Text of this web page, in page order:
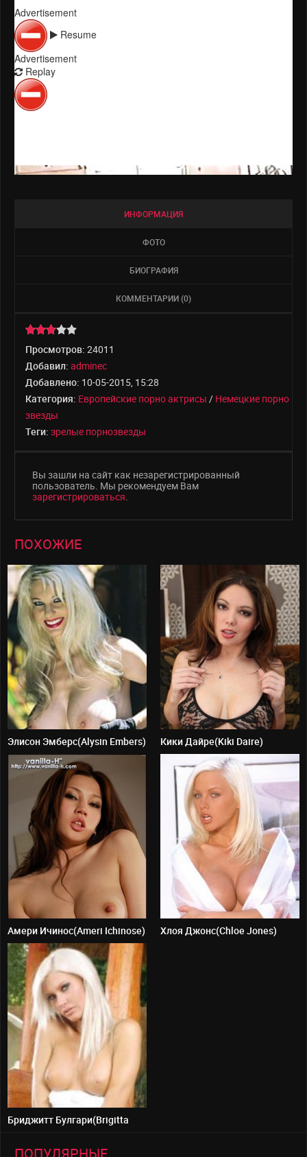
КИНОЗВЕЗДЫ
Русские
Зарубежные
Голливудские
ИНФОРМАЦИЯ
ФОТО
БИОГРАФИЯ
КОММЕНТАРИИ (0)
Просмотров: 24011
Добавил: adminec
Добавлено: 10-05-2015, 15:28
Категория: Европейские порно актрисы / Немецкие порно
звезды
Теги: зрелые порнозвезды
Вы зашли на сайт как незарегистрированный
пользователь. Мы рекомендуем Вам
зарегистрироваться.
ПОХОЖИЕ
Элисон Эмберс(Alysin Embers) Кики Дайре(Kiki Daire)
Амери Ичинос(Ameri Ichinose) Хлоя Джонс(Chloe Jones)
Бриджитт Булгари(Brigitta
ПОПУЛЯРНЫЕ